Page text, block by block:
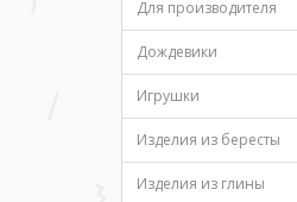
Для производителя
Дождевики
Игрушки
Изделия из бересты
Изделия из глины